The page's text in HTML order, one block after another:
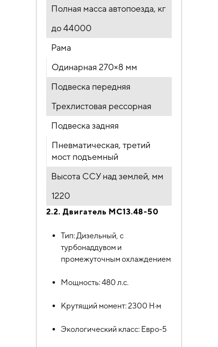
Полная масса автопоезда, кг
до 44000
Рама
Одинарная 270×8 мм
Подвеска передняя
Трехлистовая рессорная
Подвеска задняя
Пневматическая, третий
мост подъемный
Высота ССУ над землей, мм
1220
2.2. Двигатель MC13.48-50
Тип: Дизельный, с
турбонаддувом и
промежуточным охлаждением
Мощность: 480 л.с.
Крутящий момент: 2300 Н·м
Экологический класс: Евро-5